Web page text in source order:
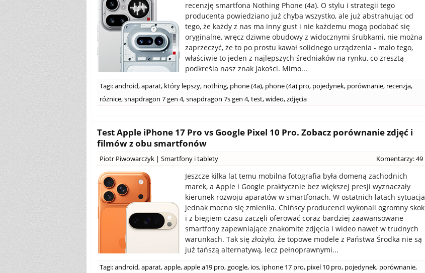
recenzję smartfona Nothing Phone (4a). O stylu i strategii tego
producenta powiedziano już chyba wszystko, ale już abstrahując od
tego, że każdy z nas ma inny gust i nie każdemu mogą podobać się
oryginalne, wręcz dziwne obudowy z widocznymi śrubkami, nie można
zaprzeczyć, że to po prostu kawał solidnego urządzenia - mało tego,
właściwie to jeden z najlepszych średniaków na rynku, co zresztą
podkreśla nasz znak jakości. Mimo...
Tagi:android,aparat, który lepszy, nothing, phone (4a), phone (4a) pro, pojedynek, porównanie, recenzja,
różnice,snapdragon 7 gen 4,snapdragon 7s gen 4,test,wideo,zdjęcia
Test Apple iPhone 17 Pro vs Google Pixel 10 Pro. Zobacz porównanie zdjęć i
filmów z obu smartfonów
Piotr Piwowarczyk | Smartfony i tablety Komentarzy: 49
Jeszcze kilka lat temu mobilna fotografia była domeną zachodnich
marek, a Apple i Google praktycznie bez większej presji wyznaczały
kierunek rozwoju aparatów w smartfonach. W ostatnich latach sytuacja
jednak mocno się zmieniła. Chińscy producenci wykonali ogromny skok
i z biegiem czasu zaczęli oferować coraz bardziej zaawansowane
smartfony zapewniające znakomite zdjęcia i wideo nawet w trudnych
warunkach. Tak się złożyło, że topowe modele z Państwa Środka nie są
już tańszą alternatywą, lecz pełnoprawnymi...
Tagi:android,aparat,apple,apple a19 pro,google, ios, iphone 17 pro, pixel 10 pro, pojedynek, porównanie,